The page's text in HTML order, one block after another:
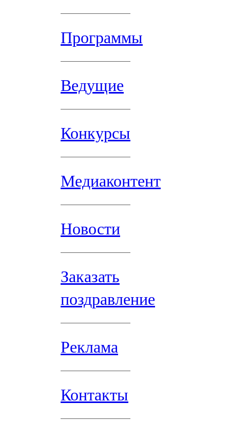
Программы
Ведущие
Конкурсы
Медиаконтент
Новости
Заказать
поздравление
Реклама
Контакты